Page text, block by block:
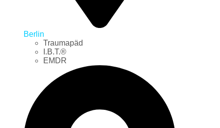
Berlin
Traumapäd
I.B.T.®
EMDR